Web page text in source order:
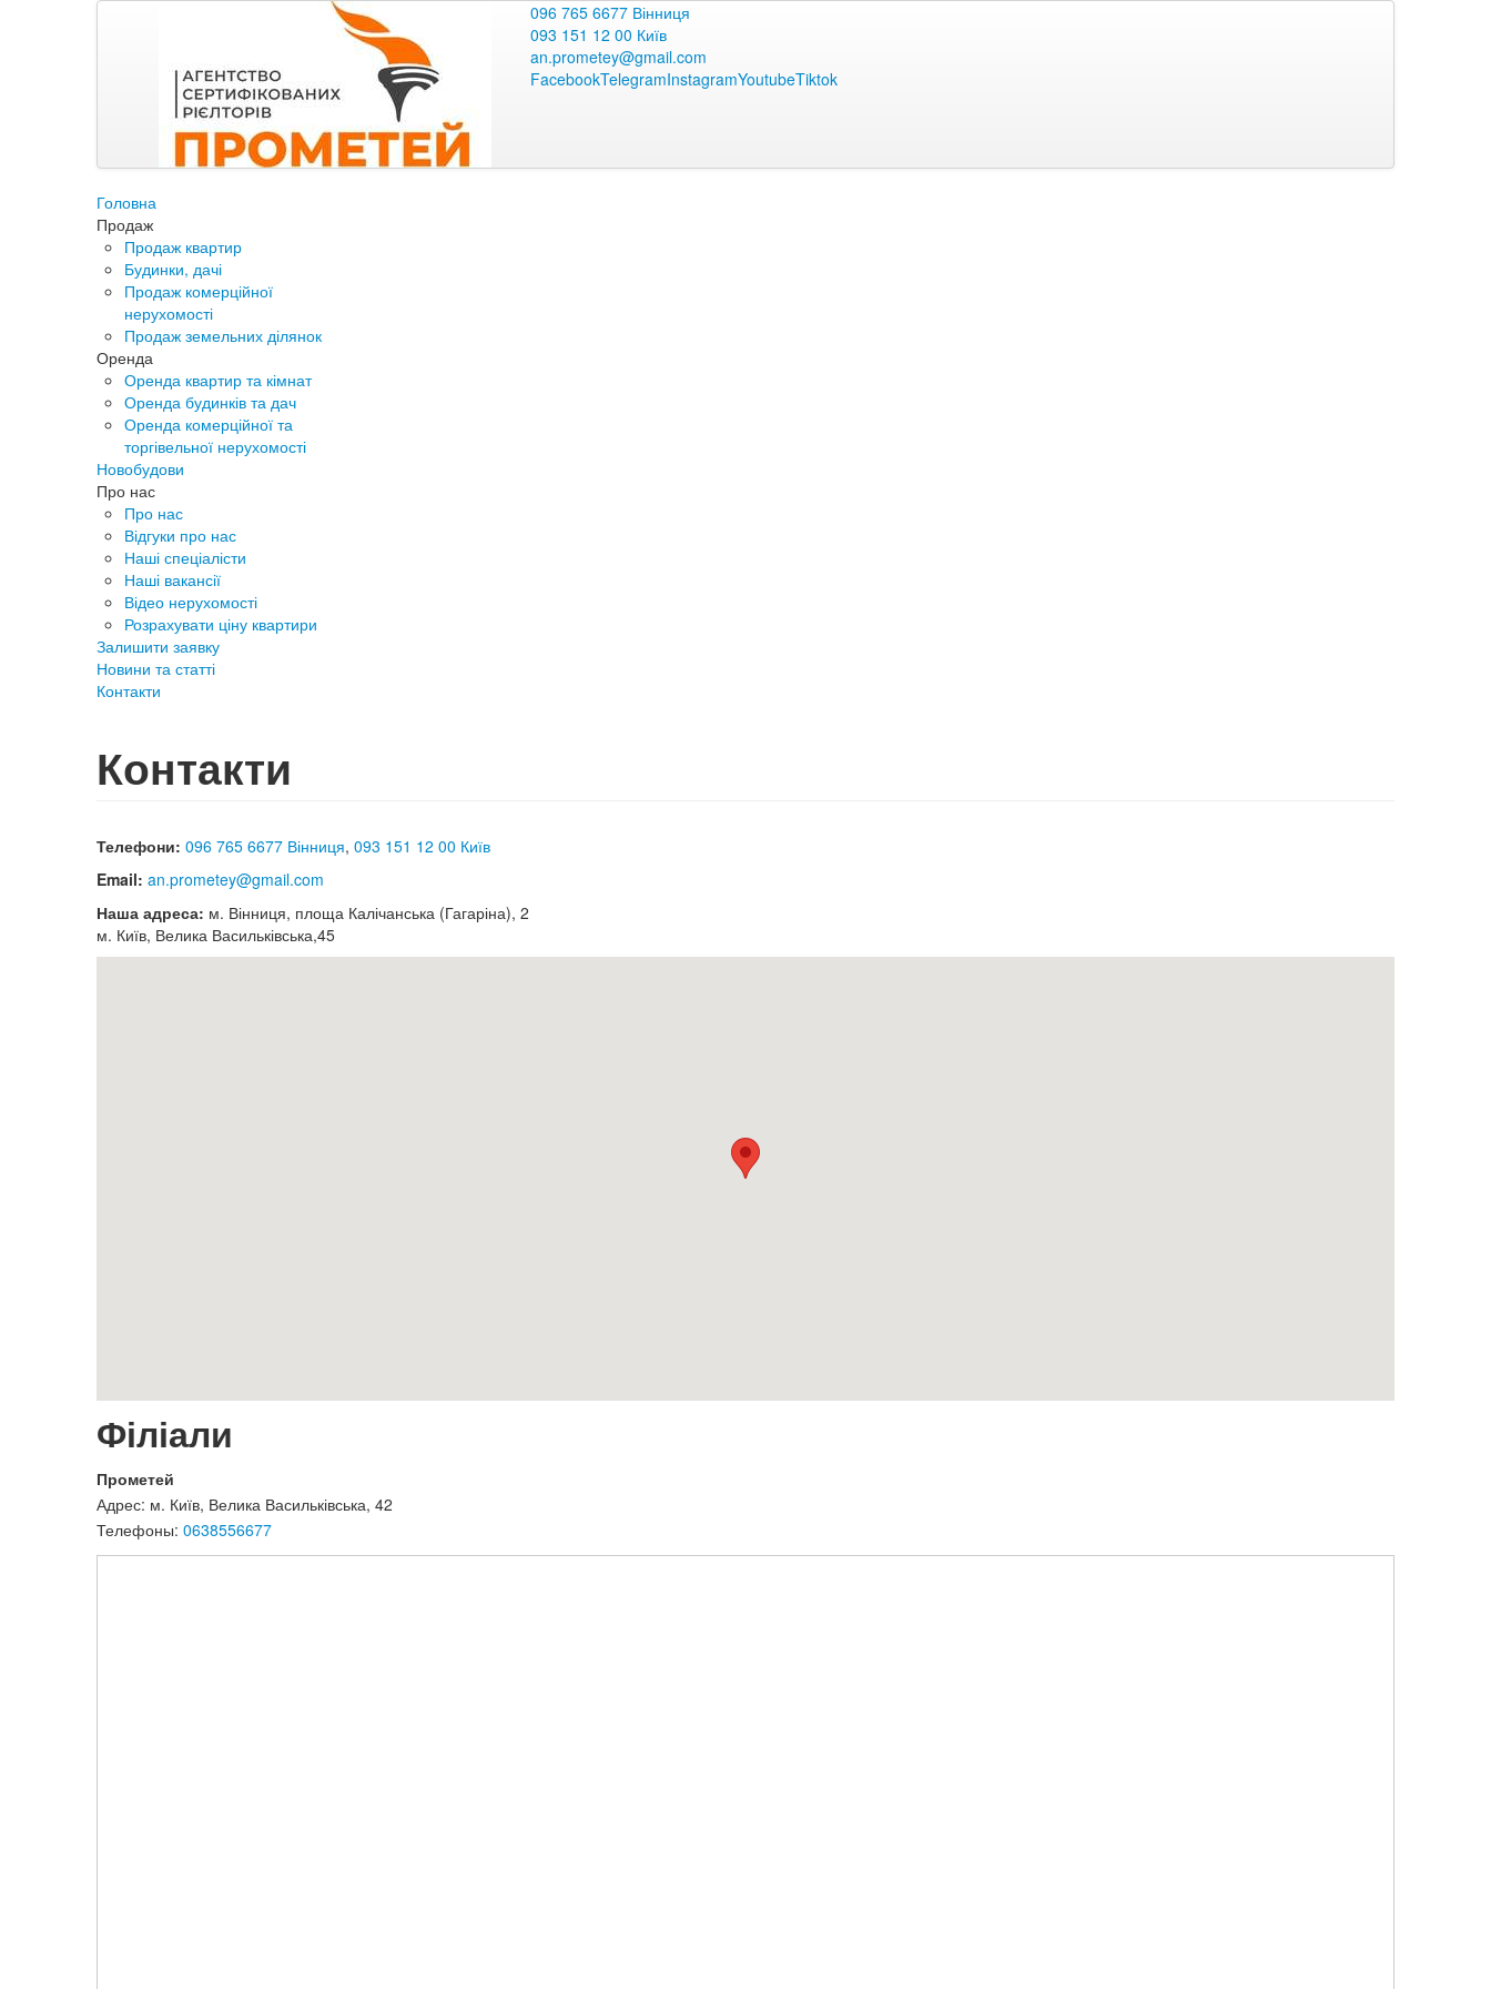
096 765 6677 Вінниця
093 151 12 00 Київ
an.prometey@gmail.com
FacebookTelegramInstagramYoutubeTiktok
Головна
Продаж
Продаж квартир
Будинки, дачі
Продаж комерційної
нерухомості
Продаж земельних ділянок
Оренда
Оренда квартир та кімнат
Оренда будинків та дач
Оренда комерційної та
торгівельної нерухомості
Новобудови
Про нас
Про нас
Відгуки про нас
Наші спеціалісти
Наші вакансії
Відео нерухомості
Розрахувати ціну квартири
Залишити заявку
Новини та статті
Контакти
Контакти
Телефони: 096 765 6677 Вінниця, 093 151 12 00 Київ
Email: an.prometey@gmail.com
Наша адреса: м. Вінниця, площа Калічанська (Гагаріна), 2
м. Київ, Велика Васильківська,45
Філіали
Прометей
Адрес: м. Київ, Велика Васильківська, 42
Телефоны: 0638556677